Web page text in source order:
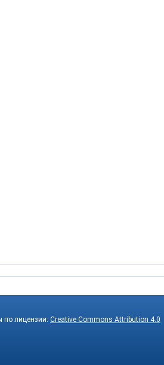
по лицензии: Creative Commons Attribution 4.0